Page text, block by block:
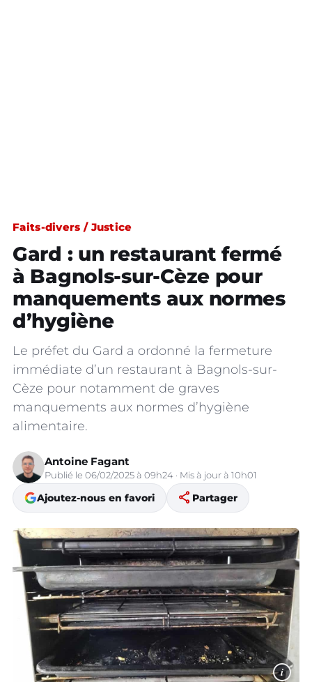
Faits-divers / Justice
Gard : un restaurant fermé
à Bagnols-sur-Cèze pour
manquements aux normes
d’hygiène
Le préfet du Gard a ordonné la fermeture
immédiate d’un restaurant à Bagnols-sur-
Cèze pour notamment de graves
manquements aux normes d’hygiène
alimentaire.
Antoine Fagant
Publié le 06/02/2025 à 09h24 · Mis à jour à 10h01
Ajoutez-nous en favori share Partager
i